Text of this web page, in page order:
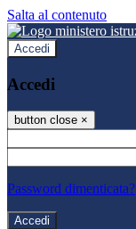
Salta al contenuto
Accedi
Accedi
button close ×
Password dimenticata?